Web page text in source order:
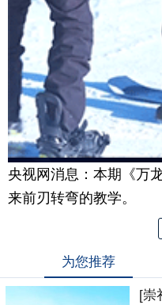
央视网消息：本期《万
来前刃转弯的教学。
为您推荐
[崇